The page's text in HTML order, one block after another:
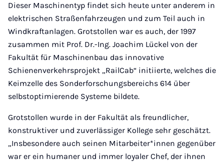
Dieser Maschinentyp findet sich heute unter anderem in
elektrischen Straßenfahrzeugen und zum Teil auch in
Windkraftanlagen. Grotstollen war es auch, der 1997
zusammen mit Prof. Dr.-Ing. Joachim Lückel von der
Fakultät für Maschinenbau das innovative
Schienenverkehrsprojekt „RailCab“ initiierte, welches die
Keimzelle des Sonderforschungsbereichs 614 über
selbstoptimierende Systeme bildete.
Grotstollen wurde in der Fakultät als freundlicher,
konstruktiver und zuverlässiger Kollege sehr geschätzt.
„Insbesondere auch seinen Mitarbeiter*innen gegenüber
war er ein humaner und immer loyaler Chef, der ihnen